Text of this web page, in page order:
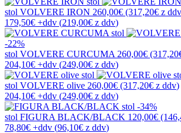
stol VOLVERE IRON 260,00€ (317,20€ z ddv
179,50€ +ddv (219,00€ z ddv)
-22%
stol VOLVERE CURCUMA 260,00€
204,10€ +ddv (249,00€ z ddv)
stol VOLVERE olive 260,00€ (317,20€ z ddv)
204,10€ +ddv (249,00€ z ddv)
-34%
stol FIGURA BLACK/BLACK 120,00€
78,80€ +ddv (96,10€ z ddv)